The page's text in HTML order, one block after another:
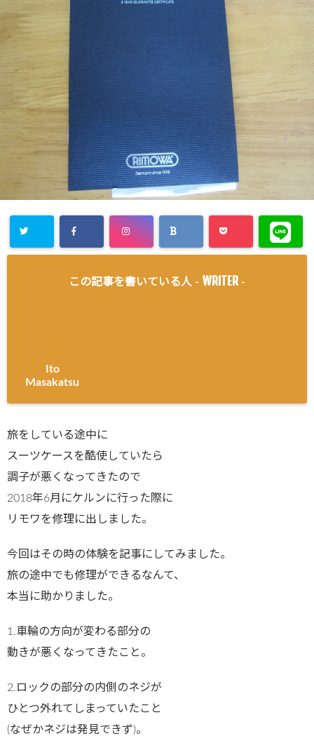
この記事を書いている人 - WRITER -
Ito
Masakatsu
旅をしている途中に
スーツケースを酷使していたら
調子が悪くなってきたので
2018年6月にケルンに行った際に
リモワを修理に出しました。
今回はその時の体験を記事にしてみました。
旅の途中でも修理ができるなんて、
本当に助かりました。
1.車輪の方向が変わる部分の
動きが悪くなってきたこと。
2.ロックの部分の内側のネジが
ひとつ外れてしまっていたこと
(なぜかネジは発見できず)。